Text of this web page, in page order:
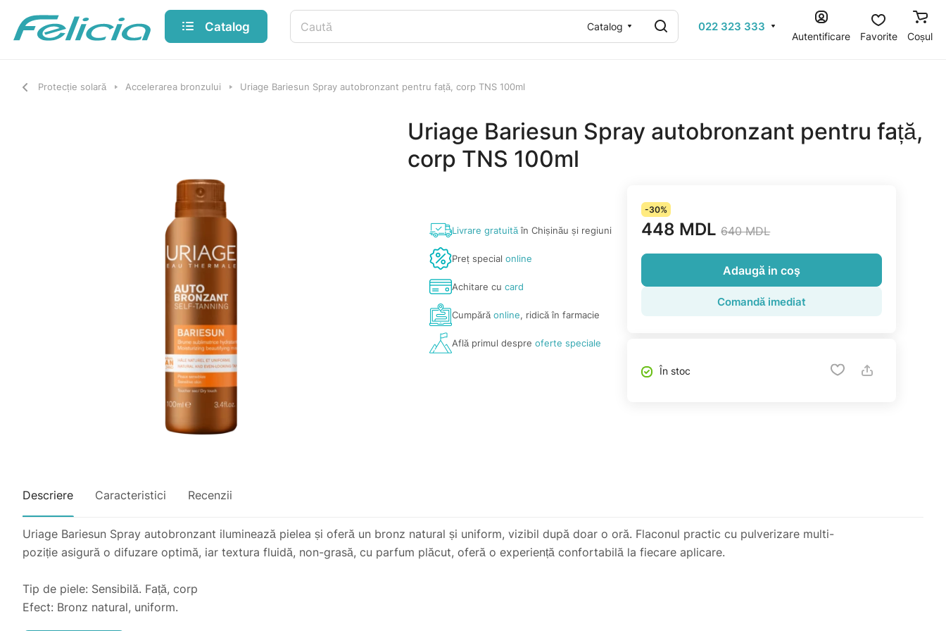
Catalog Catalog 022 323 333
Autentificare Favorite Coșul
Protecție solară Accelerarea bronzului Uriage Bariesun Spray autobronzant pentru față, corp TNS 100ml
Uriage Bariesun Spray autobronzant pentru față,
corp TNS 100ml
Livrare gratuităîn Chișinău și regiuni
Preț specialonline
Achitare cucard
Cumpărăonline, ridică în farmacie
Află primul despreoferte speciale
-30%
448 MDL 640 MDL
Adaugă in coş
Comandă imediat
În stoc
Descriere Caracteristici Recenzii
Uriage Bariesun Spray autobronzant iluminează pielea și oferă un bronz natural și uniform, vizibil după doar o oră. Flaconul practic cu pulverizare multi-
poziție asigură o difuzare optimă, iar textura fluidă, non-grasă, cu parfum plăcut, oferă o experiență confortabilă la fiecare aplicare.
Tip de piele: Sensibilă. Față, corp
Efect: Bronz natural, uniform.